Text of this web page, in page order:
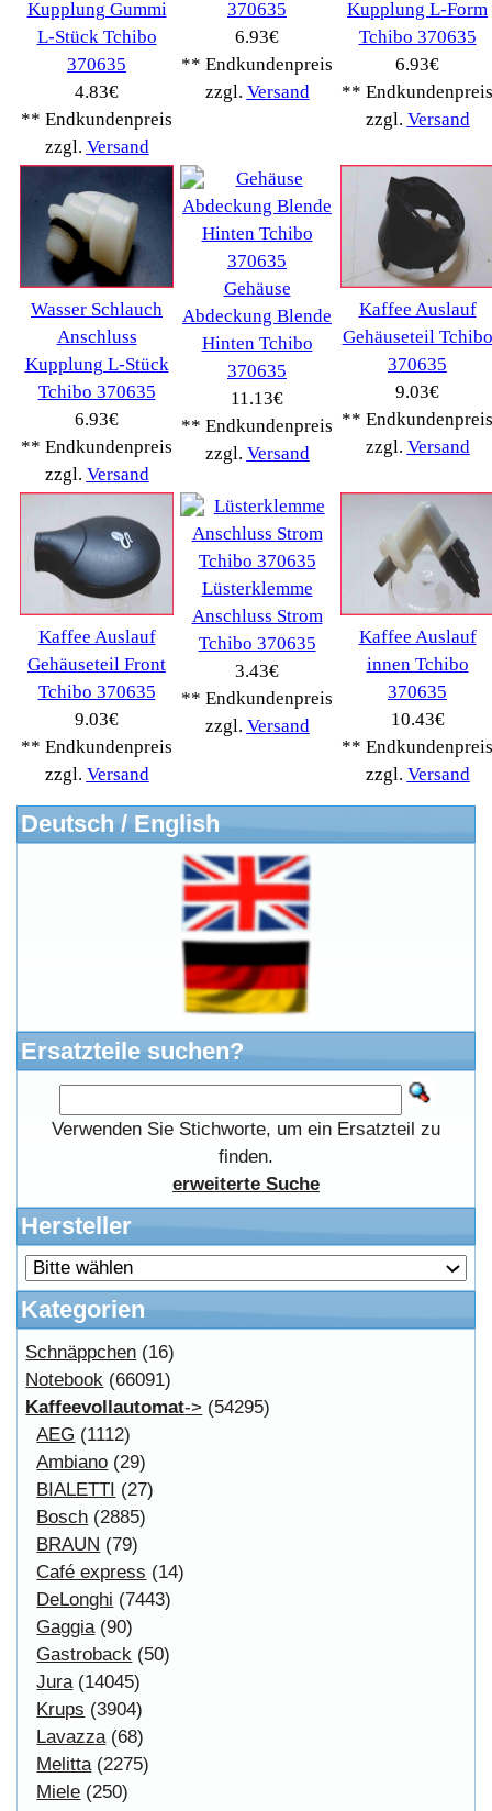
Gastroback(50)
Jura
(14045)
Krups(3904)
Lavazza(68)
(2275)
(250)
Nestle(72)
Ningbo Merol(52)
NIVONA(1403)
(1415)
Privileg (134)
Saeco(9286)
Siemens(5349)
Tchibo(1387)
Tevion Kaffee(36)
TurMix(106)
Severin(281)
Drucker Kopierer(1096)
Elektroartikel->(5309)
PC Computer->(2543)
Handy Telefon(1053)
Modellbau(593)
Fahrrad(76)
Wir akzeptieren
Informationen
Liefer- & Versandkosten
Datenschutzerklärung
Unsere AGBs
Impressum
RMA & Service
Anteile
Login
Information
Kostenloser Bannertausch von Myeparts.de
Copyright © 2026
Ersatzteile Gebrauchte Geldverdienen
Powered byosCommerce